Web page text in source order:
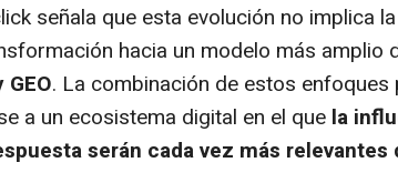
señala que esta evolución no implica
hacia un modelo más amplio
GEO. La combinación de estos enfoques
a un ecosistema digital en el que la
serán cada vez más